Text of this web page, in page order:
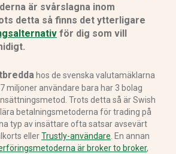
är svårslagna inom
detta så finns det ytterligare
för dig som vill
hos de svenska valutamäklarna
miljoner användare bara har 3 bolag
Trots detta så är Swish
betalningsmetoderna för trading på
typ av insättare ofta satsar avsevärt
ellerTrustly-användare . En annan
är broker to broker,